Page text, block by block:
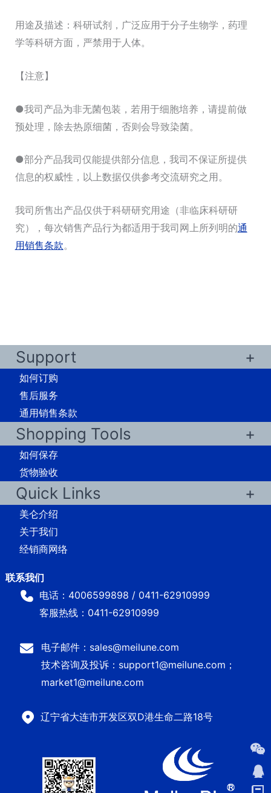
用途及描述：科研试剂，广泛应用于分子生物学，药理
学等科研方面，严禁用于人体。
【注意】
●我司产品为非无菌包装，若用于细胞培养，请提前做
预处理，除去热原细菌，否则会导致染菌。
●部分产品我司仅能提供部分信息，我司不保证所提供
信息的权威性，以上数据仅供参考交流研究之用。
我司所售出产品仅供于科研研究用途（非临床科研研
究），每次销售产品行为都适用于我司网上所列明的通
用销售条款。
Support
如何订购
售后服务
通用销售条款
Shopping Tools
如何保存
货物验收
Quick Links
美仑介绍
关于我们
经销商网络
电话：4006599898 / 0411-62910999
客服热线：0411-62910999
电子邮件：sales@meilune.com
技术咨询及投诉：support1@meilune.com；
market1@meilune.com
辽宁省大连市开发区双D港生命二路18号